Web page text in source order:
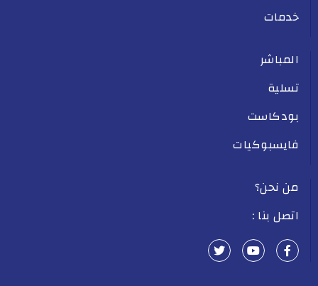
خدمات
المباشر
تسلية
بودكاست
فايسبوكيات
من نحن؟
اتصل بنا :